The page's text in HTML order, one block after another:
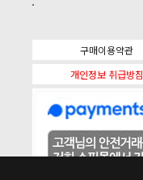
구매이용약관
개인정보 취급방침